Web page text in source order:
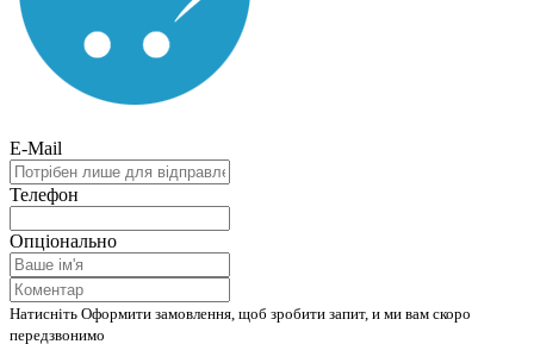
E-Mail
Телефон
Опціонально
Натисніть Оформити замовлення, щоб зробити запит, и ми вам скоро
передзвонимо